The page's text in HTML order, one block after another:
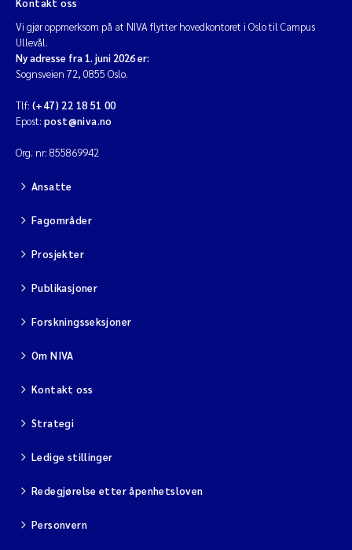
Kontakt oss
Vi gjør oppmerksom på at NIVA flytter hovedkontoret i Oslo til Campus
Ullevål.
Ny adresse fra 1. juni 2026 er:
Sognsveien 72, 0855 Oslo.
Tlf: (+47) 22 18 51 00
Epost: post@niva.no
Org. nr: 855869942
Ansatte
Fagområder
Prosjekter
Publikasjoner
Forskningsseksjoner
Om NIVA
Kontakt oss
Strategi
Ledige stillinger
Redegjørelse etter åpenhetsloven
Personvern